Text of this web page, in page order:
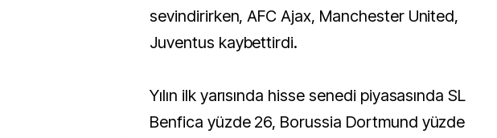
sevindirirken, AFC Ajax, Manchester United,
Juventus kaybettirdi.
Yılın ilk yarısında hisse senedi piyasasında SL
Benfica yüzde 26, Borussia Dortmund yüzde